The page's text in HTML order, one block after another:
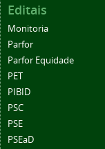
Editais
Monitoria
Parfor
Parfor Equidade
PET
PIBID
PSC
PSE
PSEaD